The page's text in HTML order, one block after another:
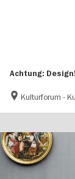
Achtung: Design!
Kulturforum -